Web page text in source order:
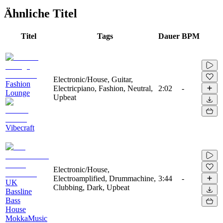
Ähnliche Titel
Titel Tags Dauer BPM
Fashion
Lounge
Vibecraft
Electronic/House, Guitar,
Electricpiano, Fashion, Neutral,
Upbeat
2:02 -
UK
Bassline
Bass
House
MokkaMusic
Electronic/House,
Electroamplified, Drummachine,
Clubbing, Dark, Upbeat
3:44 -